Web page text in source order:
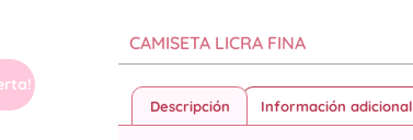
CAMISETA LICRA FINA
Descripción Información adicional